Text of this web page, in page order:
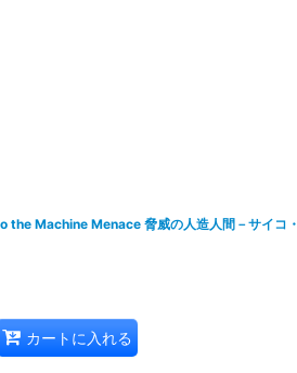
the Machine Menace 脅威の人造人間－サイコ・
カートに入れる